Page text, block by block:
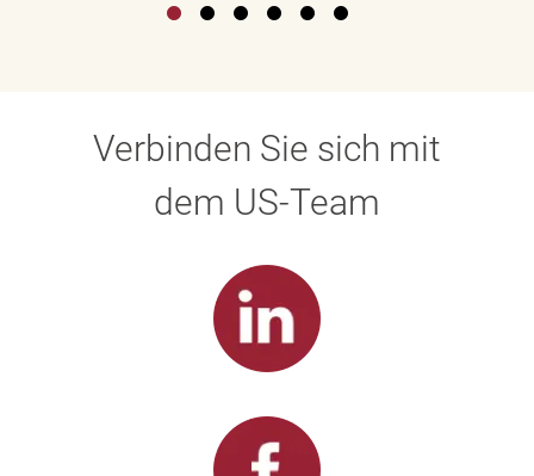
Verbinden Sie sich mit
dem US-Team